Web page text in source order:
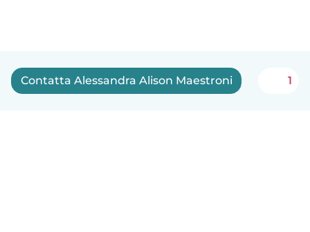
Contatta Alessandra Alison Maestroni 1